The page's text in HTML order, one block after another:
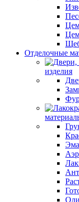
Отделочные
изделия